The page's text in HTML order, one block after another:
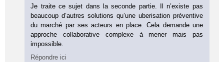
Je traite ce sujet dans la seconde partie. Il n’existe pas
beaucoup d’autres solutions qu’une uberisation préventive
du marché par ses acteurs en place. Cela demande une
approche collaborative complexe à mener mais pas
impossible.
Répondre ici